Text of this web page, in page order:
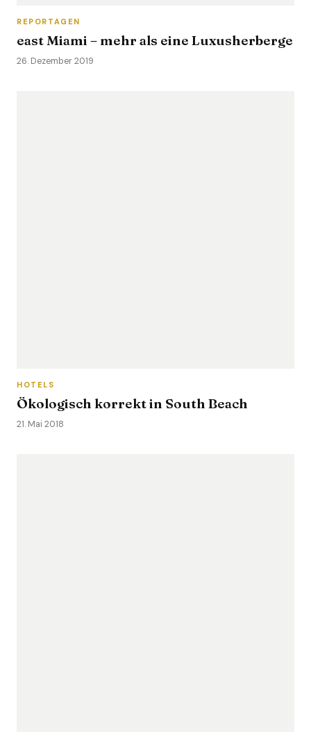
REPORTAGEN
east Miami – mehr als eine Luxusherberge
26. Dezember 2019
HOTELS
Ökologisch korrekt in South Beach
21. Mai 2018